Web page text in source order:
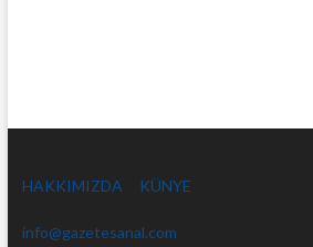
HAKKIMIZDA KÜNYE
info@gazetesanal.com